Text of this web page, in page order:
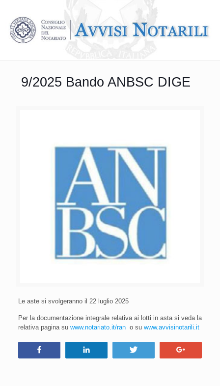
9/2025 Bando ANBSC DIGE
Le aste si svolgeranno il 22 luglio 2025
Per la documentazione integrale relativa ai lotti in asta si veda la
relativa pagina su www.notariato.it/rano su www.avvisinotarili.it